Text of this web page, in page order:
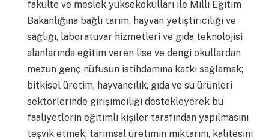
fakülte ve meslek yüksekokulları ile Milli Eğitim
Bakanlığına bağlı tarım, hayvan yetiştiriciliği ve
sağlığı, laboratuvar hizmetleri ve gıda teknolojisi
alanlarında eğitim veren lise ve dengi okullardan
mezun genç nüfusun istihdamına katkı sağlamak;
bitkisel üretim, hayvancılık, gıda ve su ürünleri
sektörlerinde girişimciliği destekleyerek bu
faaliyetlerin eğitimli kişiler tarafından yapılmasını
teşvik etmek; tarımsal üretimin miktarını, kalitesini